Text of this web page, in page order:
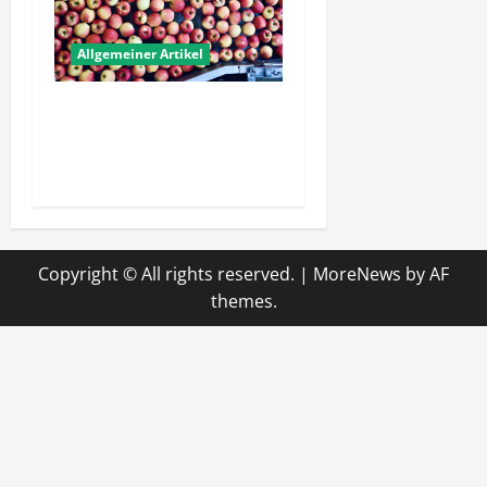
Allgemeiner Artikel
Copyright © All rights reserved. | MoreNews by AF
themes.